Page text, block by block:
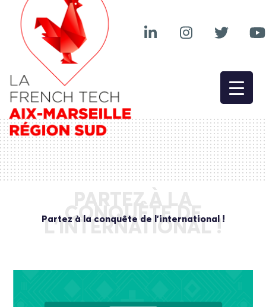
PARTEZ À LA
CONQUÊTE DE
L’INTERNATIONAL !
Partez à la conquête de l’international !